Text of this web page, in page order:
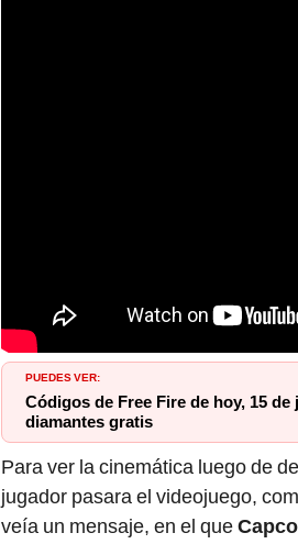
PUEDES VER:
Códigos de Free Fire de hoy, 15
diamantes gratis
Para ver la cinemática luego de
jugador pasara el videojuego,
veía un mensaje, en el que